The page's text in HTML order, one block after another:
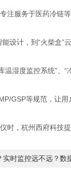
服务于医药冷链
计，到“火柴盒”
度监控系统”、“
GSP等规范，让用
，杭州西府科技提
时监控远不远？数